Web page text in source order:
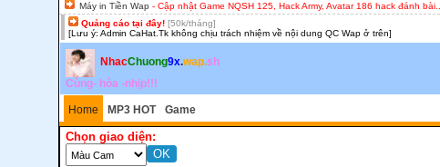
Máy in Tiền Wap - Cập nhật Game NQSH 125, Hack Army, Avatar 186 hack đánh bài...
Quảng cáo tại đây! [50k/tháng]
[Lưu ý: Admin CaHat.Tk không chịu trách nhiệm về nội dung QC Wap ở trên]
NhacChuong9x.wap.sh
Cùng- hòa -nhịp!!!
Home MP3 HOT Game
Chọn giao diện: